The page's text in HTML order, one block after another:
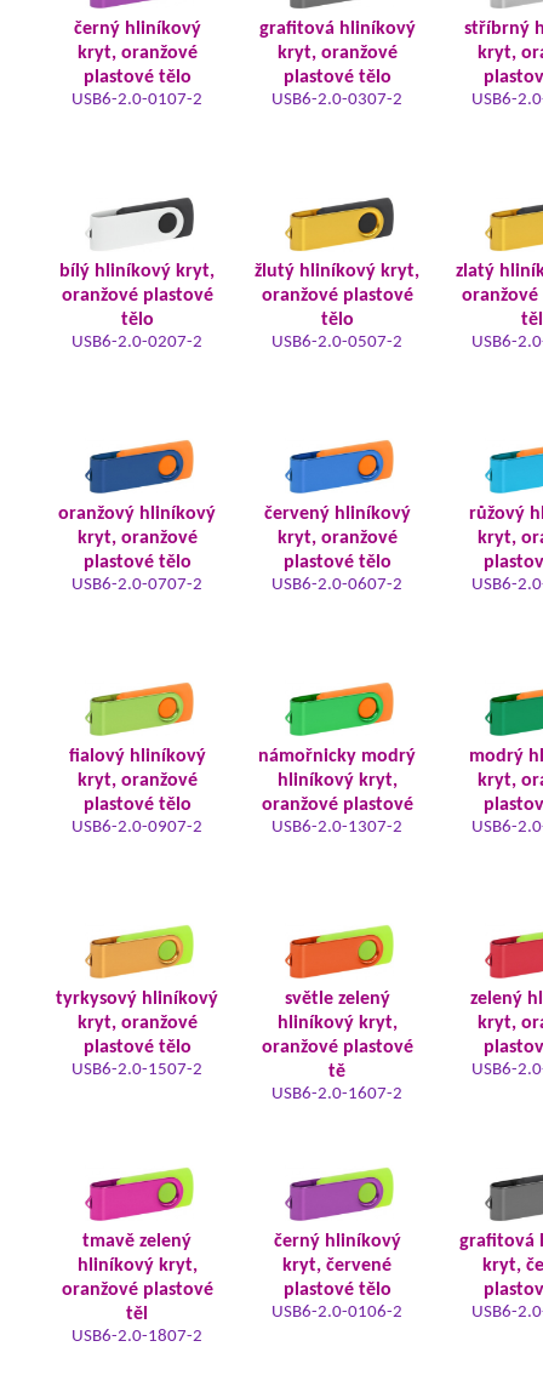
černý hliníkový
kryt, oranžové
plastové tělo
USB6-2.0-0107-2
grafitová hliníkový
kryt, oranžové
plastové tělo
USB6-2.0-0307-2
stříbrný
kryt,
USB6-
bílý hliníkový kryt,
oranžové plastové
tělo
USB6-2.0-0207-2
žlutý hliníkový kryt,
oranžové plastové
tělo
USB6-2.0-0507-2
zlatý
oranžové
USB6-
oranžový hliníkový
kryt, oranžové
plastové tělo
USB6-2.0-0707-2
červený hliníkový
kryt, oranžové
plastové tělo
USB6-2.0-0607-2
růžový
kryt,
USB6-
fialový hliníkový
kryt, oranžové
plastové tělo
USB6-2.0-0907-2
námořnicky modrý
hliníkový kryt,
oranžové plastové
USB6-2.0-1307-2
modrý
kryt,
USB6-
tyrkysový hliníkový
kryt, oranžové
plastové tělo
USB6-2.0-1507-2
světle zelený
hliníkový kryt,
oranžové plastové
tě
USB6-2.0-1607-2
zelený
kryt,
USB6-
tmavě zelený
hliníkový kryt,
oranžové plastové
těl
USB6-2.0-1807-2
černý hliníkový
kryt, červené
plastové tělo
USB6-2.0-0106-2
grafitová
kryt,
USB6-